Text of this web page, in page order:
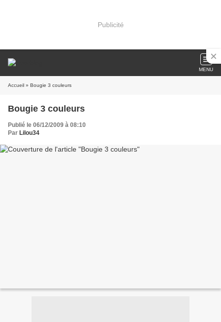
Publicité
MENU
Accueil » Bougie 3 couleurs
Bougie 3 couleurs
Publié le 06/12/2009 à 08:10
Par Lilou34